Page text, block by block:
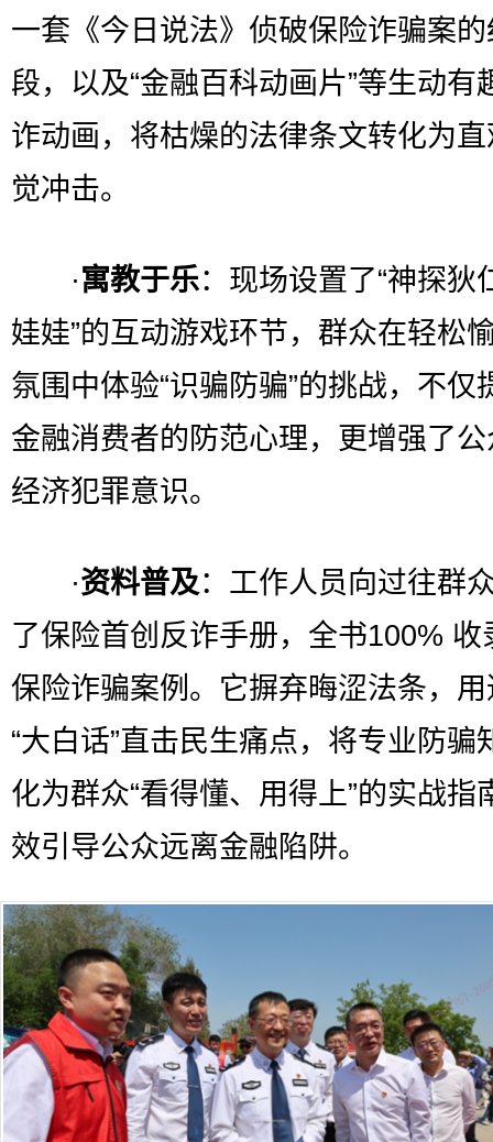
一套《今日说法》侦破保险诈骗案
段，以及“金融百科动画片”等生动有
诈动画，将枯燥的法律条文转化为
觉冲击。
·寓教于乐：现场设置了“神探狄
娃娃”的互动游戏环节，群众在轻松
氛围中体验“识骗防骗”的挑战，不仅
金融消费者的防范心理，更增强了
经济犯罪意识。
·资料普及：工作人员向过往群
了保险首创反诈手册，全书100% 收
保险诈骗案例。它摒弃晦涩法条，
“大白话”直击民生痛点，将专业防骗
化为群众“看得懂、用得上”的实战指
效引导公众远离金融陷阱。